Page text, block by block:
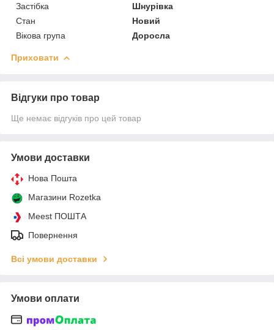
Застібка
Шнурівка
Стан
Новий
Вікова група
Доросла
Приховати
Відгуки про товар
Ще немає відгуків про цей товар
Умови доставки
Нова Пошта
Магазини Rozetka
Meest ПОШТА
Повернення
Всі умови доставки
Умови оплати